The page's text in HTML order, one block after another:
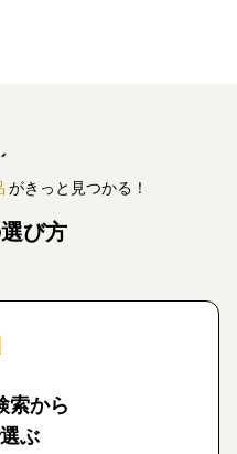
がきっと見つかる！
び方
索から
ぶ